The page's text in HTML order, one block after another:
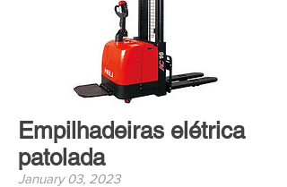
Empilhadeiras elétrica
patolada
January 03, 2023